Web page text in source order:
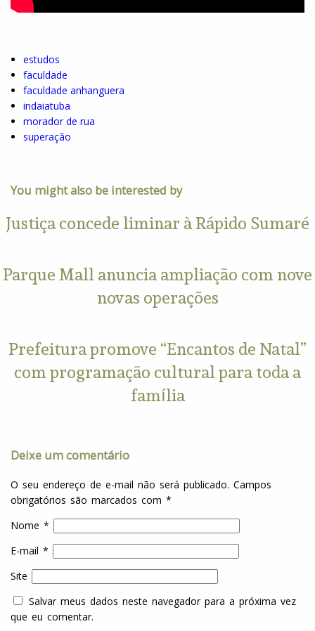
estudos
faculdade
faculdade anhanguera
indaiatuba
morador de rua
superação
You might also be interested by
Justiça concede liminar à Rápido Sumaré
Parque Mall anuncia ampliação com nove
novas operações
Prefeitura promove “Encantos de Natal”
com programação cultural para toda a
família
Deixe um comentário
O seu endereço de e-mail não será publicado. Campos
obrigatórios são marcados com *
Nome *
E-mail *
Site
Salvar meus dados neste navegador para a próxima vez
que eu comentar.